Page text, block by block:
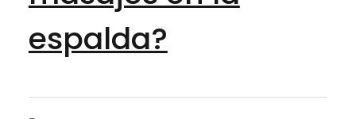
espalda?